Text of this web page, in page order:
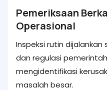
Pemeriksaan
Operasional
Inspeksi rutin
dan regulasi
mengidentifikasi
masalah besar.